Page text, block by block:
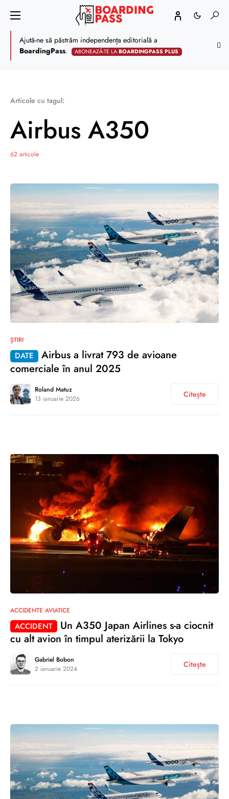
Ajută-ne să păstrăm independența editorială a
BoardingPass. ABONEAZĂ-TE LABOARDINGPASS PLUS
Articole cu tagul:
Airbus A350
62 articole
ȘTIRI
DATE
Airbus a livrat 793 de avioane
comerciale în anul 2025
Roland Matuz
13 ianuarie 2026
Citește
0
ACCIDENTE AVIATICE
ACCIDENT
Un A350 Japan Airlines s-a ciocnit
cu alt avion în timpul aterizării la Tokyo
Gabriel Bobon
2 ianuarie 2024
Citește